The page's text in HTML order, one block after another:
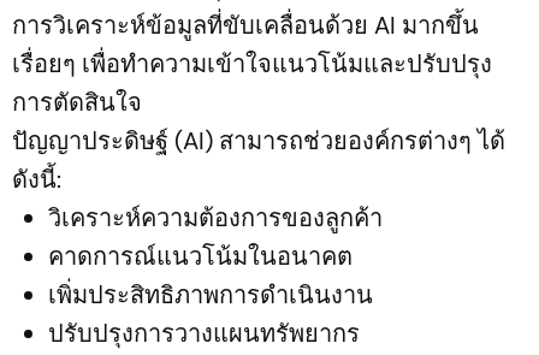
การวิเคราะห์ข้อมูลที่ขับเคลื่อนด้วย AI มากขึ้น
เรื่อยๆ เพื่อทำความเข้าใจแนวโน้มและปรับปรุง
การตัดสินใจ
ปัญญาประดิษฐ์ (AI) สามารถช่วยองค์กรต่างๆ ได้
ดังนี้:
วิเคราะห์ความต้องการของลูกค้า
คาดการณ์แนวโน้มในอนาคต
เพิ่มประสิทธิภาพการดำเนินงาน
ปรับปรุงการวางแผนทรัพยากร